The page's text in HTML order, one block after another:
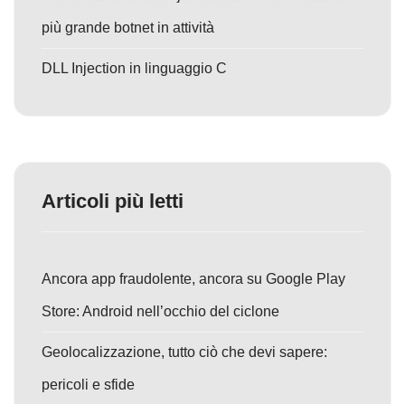
più grande botnet in attività
DLL Injection in linguaggio C
Articoli più letti
Ancora app fraudolente, ancora su Google Play
Store: Android nell’occhio del ciclone
Geolocalizzazione, tutto ciò che devi sapere:
pericoli e sfide